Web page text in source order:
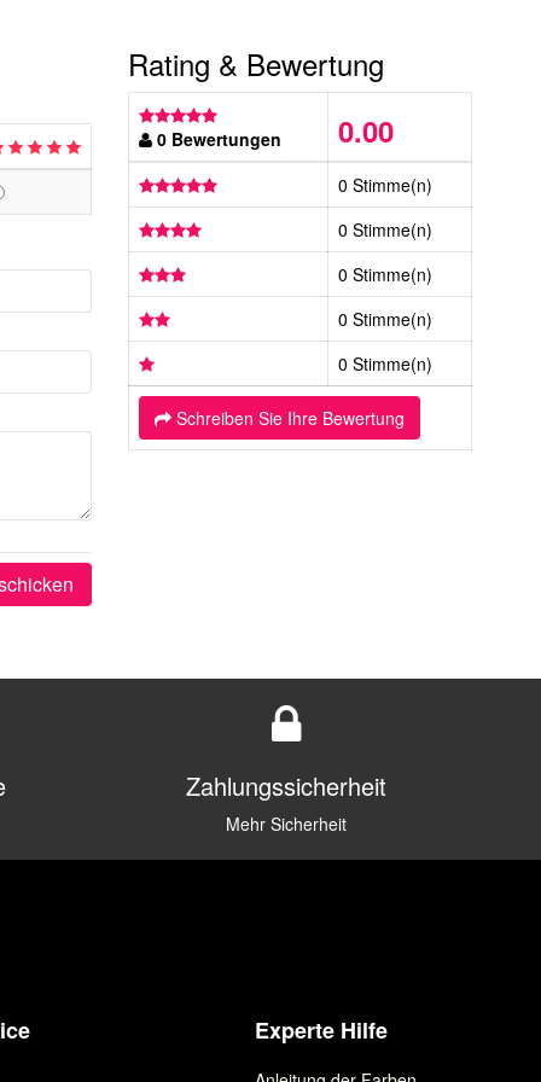
Rating & Bewertung
0 Bewertungen 0.00
0 Stimme(n)
0 Stimme(n)
0 Stimme(n)
0 Stimme(n)
0 Stimme(n)
Schreiben Sie Ihre Bewertung
Zahlungssicherheit
Mehr Sicherheit
Experte Hilfe